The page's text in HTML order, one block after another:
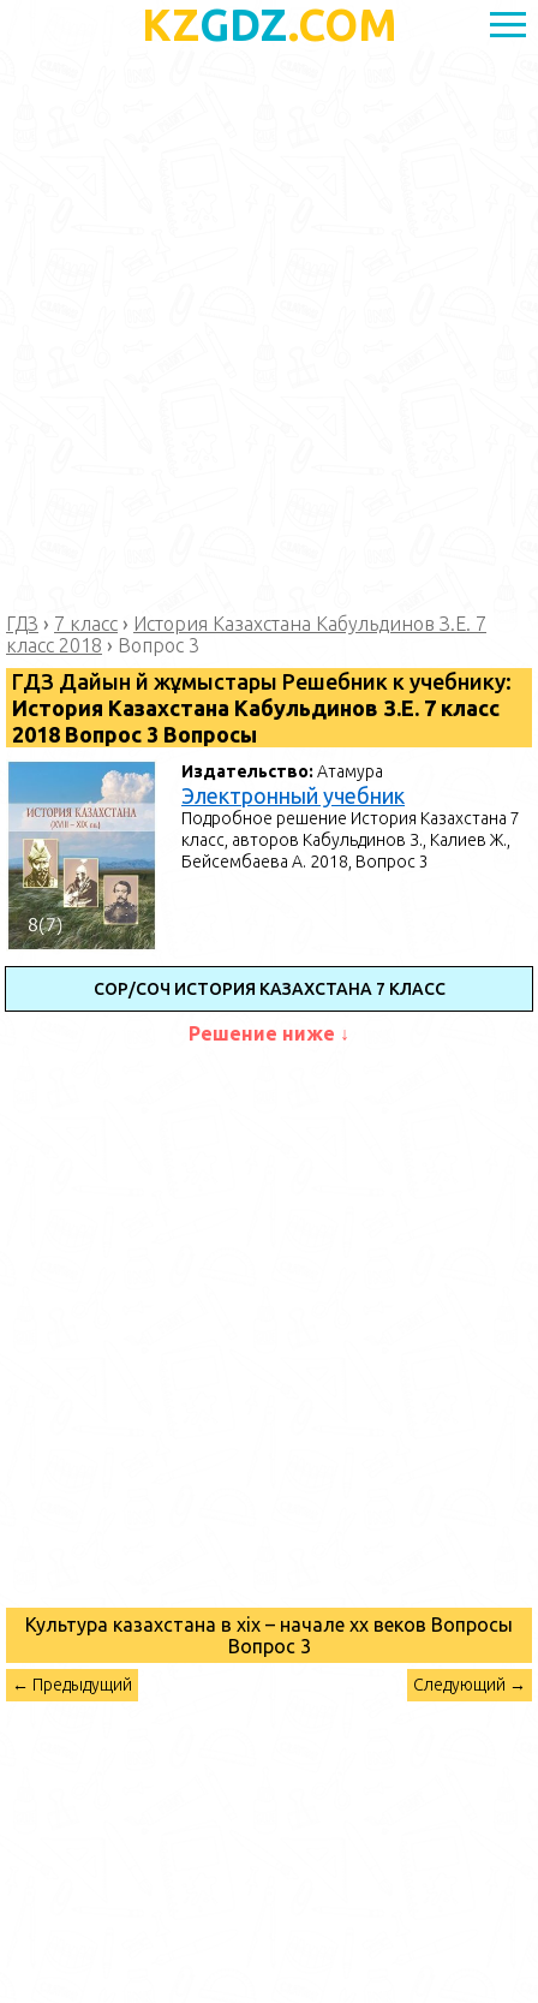
KZGDZ.COM
ГДЗ › 7 класс › История Казахстана Кабульдинов З.Е. 7
класс 2018 › Вопрос 3
ГДЗ Дайын үй жұмыстары Решебник к учебнику:
История Казахстана Кабульдинов З.Е. 7 класс
2018 Вопрос 3 Вопросы
Издательство:Атамура
Электронный учебник
Подробное решение История Казахстана 7
класс, авторов Кабульдинов З., Калиев Ж.,
Бейсембаева А. 2018, Вопрос 3
СОР/СОЧ ИСТОРИЯ КАЗАХСТАНА 7 КЛАСС
Решение ниже ↓
Культура казахстана в xix – начале хх веков Вопросы
Вопрос 3
← Предыдущий Следующий →